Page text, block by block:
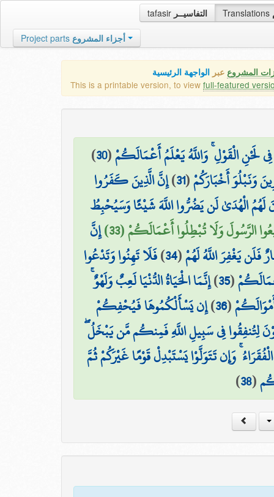
tafasir التفاسيــر Translations
Project parts أجزاء المشروع
المشروع عبر الواجهة الرئيسية
This is a printable version, to view full-featured
لَحْنِ الْقَوْلِ ۚ وَاللَّهُ يَعْلَمُ أَعْمَالَكُمْ(
30
)
وَنَبْلُوَ أَخْبَارَكُمْ(
31
)إِنَّ الَّذِينَ كَفَرُوا
لَهُمُ الْهُدَىٰ لَن يَضُرُّوا اللَّهَ شَيْئًا وَسَيُحْبِطُ
الرَّسُولَ وَلَا تُبْطِلُوا أَعْمَالَكُمْ (33)
إِنَّ
يَغْفِرَ اللَّهُ لَهُمْ(
34
)فَلَا تَهِنُوا وَتَدْعُوا
(
35
)إِنَّمَا الْحَيَاةُ الدُّنْيَا لَعِبٌ وَلَهْوٌ ۚ
(
36
)إِن يَسْأَلْكُمُوهَا فَيُحْفِكُمْ
لِتُنفِقُوا فِي سَبِيلِ اللَّهِ فَمِنكُم مَّن يَبْخَلُ
وَإِن تَتَوَلَّوْا يَسْتَبْدِلْ قَوْمًا غَيْرَكُمْ ثُمَّ
(
38
)